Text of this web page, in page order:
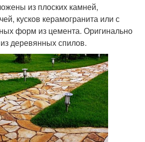
из плоских камней,
кусков керамогранита или с
форм из цемента. Оригинально
деревянных спилов.